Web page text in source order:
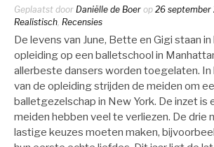
Geplaatst door Daniëlle de Boer op 26 september
Realistisch, Recensies
De levens van June, Bette en Gigi staan
opleiding op een balletschool in
allerbeste dansers worden toegelaten. In
van de opleiding strijden de meiden om
balletgezelschap in New York. De inzet is
meiden hebben veel te verliezen. De drie
lastige keuzes moeten maken,